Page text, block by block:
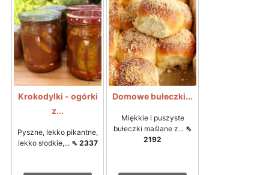
Krokodylki - ogórki
z...
Pyszne, lekko pikantne,
lekko słodkie,... ⇖ 2337
Domowe bułeczki...
Miękkie i puszyste
bułeczki maślane z... ⇖
2192